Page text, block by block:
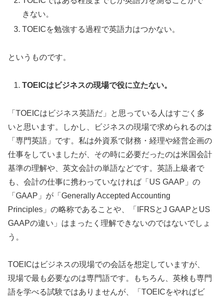
きない。
TOEICを勉強する過程で英語力はつかない。
というものです。
TOEICはビジネスの現場で役に立たない。
「TOEICはビジネス英語だ」と思っている人はすごく多
いと思います。しかし、ビジネスの現場で求められるのは
「専門英語」です。私は外資系で財務・経理や経営企画の
仕事をしていましたが、その時に必要だったのは米国会計
基準の理解や、英文会計の単語などです。英語上級者で
も、会計の仕事に携わっていなければ「US GAAP」の
「GAAP」が「Generally Accepted Accounting
Principles」の略称であることや、「IFRSとJ GAAPとUS
GAAPの違い」はまったく理解できないのではないでしょ
う。
TOEICはビジネスの現場での会話を想定していますが、
現場で最も必要なのは専門語です。もちろん、英検も専門
語を学べる試験ではありませんが、「TOEICをやればビ